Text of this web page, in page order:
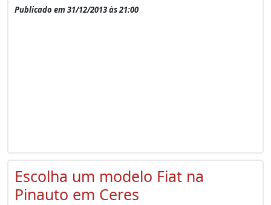
Publicado em 31/12/2013 às 21:00
Escolha um modelo Fiat na
Pinauto em Ceres